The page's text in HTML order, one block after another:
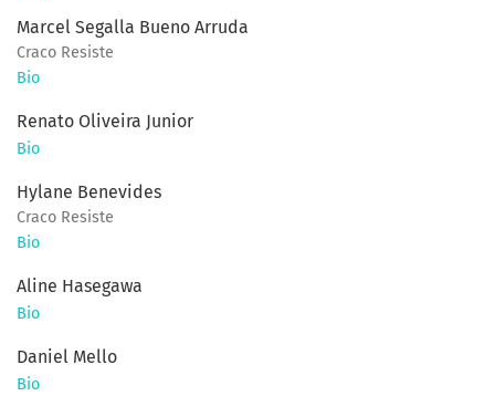
Marcel Segalla Bueno Arruda
Craco Resiste
Bio
Renato Oliveira Junior
Bio
Hylane Benevides
Craco Resiste
Bio
Aline Hasegawa
Bio
Daniel Mello
Bio